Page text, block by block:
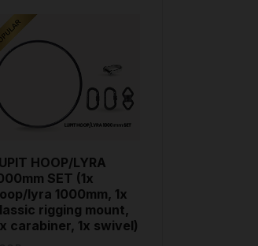
HOOP/LYRA
SET (1x
lyra 1000mm, 1x
rigging mount,
carabiner, 1x swivel)